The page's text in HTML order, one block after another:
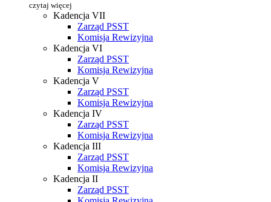
czytaj więcej
Kadencja VII
Zarząd PSST
Komisja Rewizyjna
Kadencja VI
Zarząd PSST
Komisja Rewizyjna
Kadencja V
Zarząd PSST
Komisja Rewizyjna
Kadencja IV
Zarząd PSST
Komisja Rewizyjna
Kadencja III
Zarząd PSST
Komisja Rewizyjna
Kadencja II
Zarząd PSST